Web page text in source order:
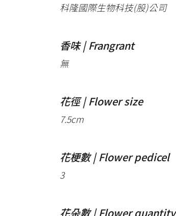
科隆國際生物科技(股)公司
香味 | Frangrant
無
花徑 | Flower size
7.5cm
花梗數 | Flower pedicel
3
花朵數 | Flower quantity